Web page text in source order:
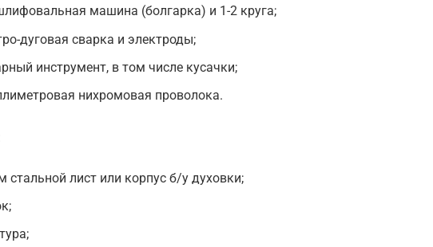
машина (болгарка) и 1-2 круга;
дуговая сварка и электроды;
инструмент, в том числе кусачки;
нихромовая проволока.
стальной лист или корпус б/у духовки;